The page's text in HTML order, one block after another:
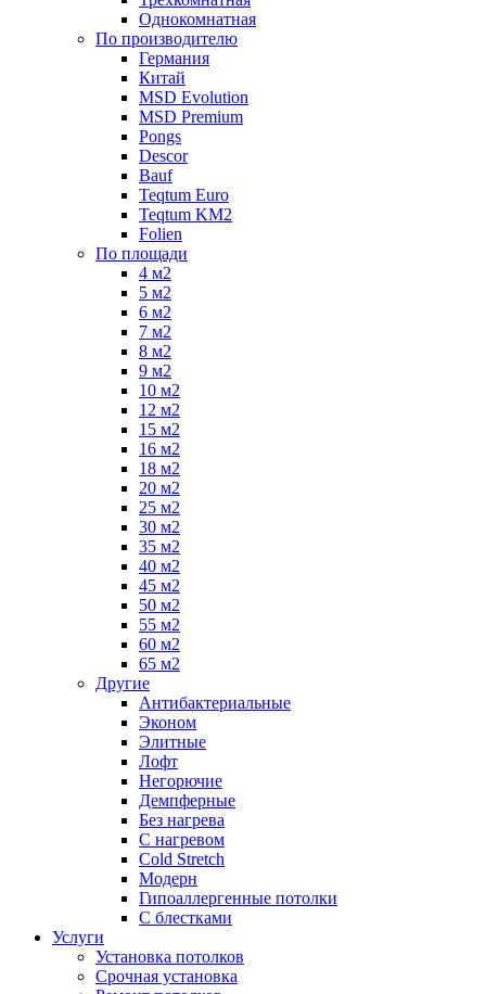
Однокомнатная
По производителю
Германия
Китай
MSD Evolution
MSD Premium
Pongs
Descor
Bauf
Teqtum Euro
Teqtum KM2
Folien
По площади
4 м2
5 м2
6 м2
7 м2
8 м2
9 м2
10 м2
12 м2
15 м2
16 м2
18 м2
20 м2
25 м2
30 м2
35 м2
40 м2
45 м2
50 м2
55 м2
60 м2
65 м2
Другие
Антибактериальные
Эконом
Элитные
Лофт
Негорючие
Демпферные
Без нагрева
С нагревом
Cold Stretch
Модерн
Гипоаллергенные потолки
С блестками
Услуги
Установка потолков
Срочная установка